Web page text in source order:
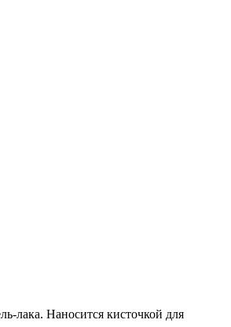
лака. Наносится кисточкой для